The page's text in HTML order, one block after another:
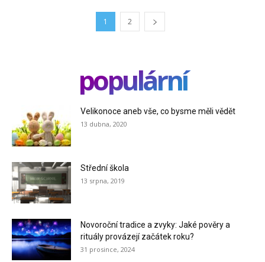
1 2
populární
Velikonoce aneb vše, co bysme měli vědět
13 dubna, 2020
Střední škola
13 srpna, 2019
Novoroční tradice a zvyky: Jaké pověry a
rituály provázejí začátek roku?
31 prosince, 2024